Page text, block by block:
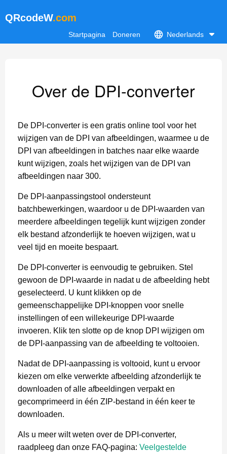
QRcodeW.com
Startpagina Doneren Nederlands
Over de DPI-converter
De DPI-converter is een gratis online tool voor het
wijzigen van de DPI van afbeeldingen, waarmee u de
DPI van afbeeldingen in batches naar elke waarde
kunt wijzigen, zoals het wijzigen van de DPI van
afbeeldingen naar 300.
De DPI-aanpassingstool ondersteunt
batchbewerkingen, waardoor u de DPI-waarden van
meerdere afbeeldingen tegelijk kunt wijzigen zonder
elk bestand afzonderlijk te hoeven wijzigen, wat u
veel tijd en moeite bespaart.
De DPI-converter is eenvoudig te gebruiken. Stel
gewoon de DPI-waarde in nadat u de afbeelding hebt
geselecteerd. U kunt klikken op de
gemeenschappelijke DPI-knoppen voor snelle
instellingen of een willekeurige DPI-waarde
invoeren. Klik ten slotte op de knop DPI wijzigen om
de DPI-aanpassing van de afbeelding te voltooien.
Nadat de DPI-aanpassing is voltooid, kunt u ervoor
kiezen om elke verwerkte afbeelding afzonderlijk te
downloaden of alle afbeeldingen verpakt en
gecomprimeerd in één ZIP-bestand in één keer te
downloaden.
Als u meer wilt weten over de DPI-converter,
raadpleeg dan onze FAQ-pagina: Veelgestelde